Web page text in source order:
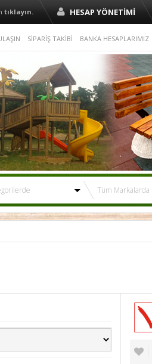
HESAP YÖNETİMİ
tıklayın.
SİPARİŞ TAKİBİ BANKA HESAPLARIMIZ